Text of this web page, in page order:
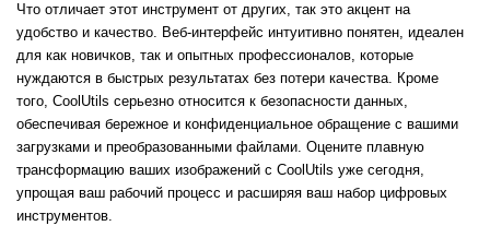
Что отличает этот инструмент от других, так это акцент на
удобство и качество. Веб-интерфейс интуитивно понятен, идеален
для как новичков, так и опытных профессионалов, которые
нуждаются в быстрых результатах без потери качества. Кроме
того, CoolUtils серьезно относится к безопасности данных,
обеспечивая бережное и конфиденциальное обращение с вашими
загрузками и преобразованными файлами. Оцените плавную
трансформацию ваших изображений с CoolUtils уже сегодня,
упрощая ваш рабочий процесс и расширяя ваш набор цифровых
инструментов.